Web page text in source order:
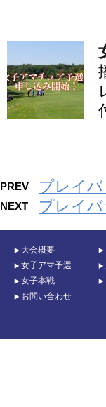
PREV プレイ
NEXT プレイ
大会概要
女子アマ予選
女子本戦
お問い合わせ